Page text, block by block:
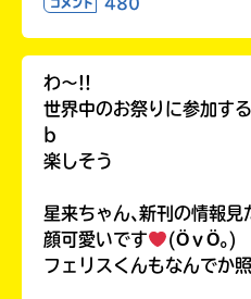
コメント 480
わ〜!!
世界中のお祭りに参加
b
楽しそう
星来ちゃん､新刊の情報
顔可愛いです
(ӦｖӦ｡)
フェリスくんもなんでか